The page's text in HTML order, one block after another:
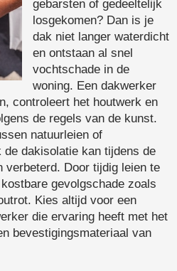
gebarsten of gedeeltelijk
losgekomen? Dan is je
dak niet langer waterdicht
en ontstaan al snel
vochtschade in de
woning. Een dakwerker
controleert het houtwerk en
de regels van de kunst.
natuurleien of
dakisolatie kan tijdens de
verbeterd. Door tijdig leien te
gevolgschade zoals
Kies altijd voor een
die ervaring heeft met het
bevestigingsmateriaal van